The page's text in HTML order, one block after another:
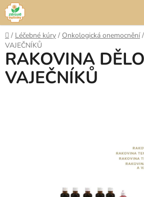
Přejít
na
obsah
Domů
/ Léčebné kúry / Onkologická onemocnění /
VAJEČNÍKŮ
RAKOVINA
VAJEČNÍKŮ